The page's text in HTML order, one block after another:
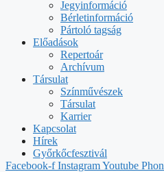
Jegyinformáció
Bérletinformáció
Pártoló tagság
Előadások
Repertoár
Archívum
Társulat
Színművészek
Társulat
Karrier
Kapcsolat
Hírek
Győrkőcfesztivál
Facebook-f InstagramYoutube